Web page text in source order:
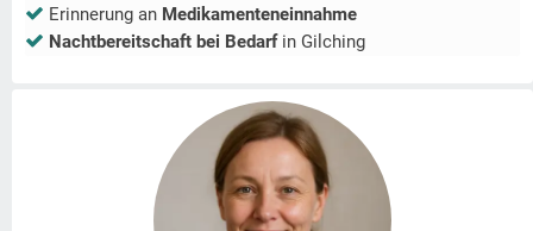
Erinnerung an Medikamenteneinnahme
Nachtbereitschaft bei Bedarfin Gilching